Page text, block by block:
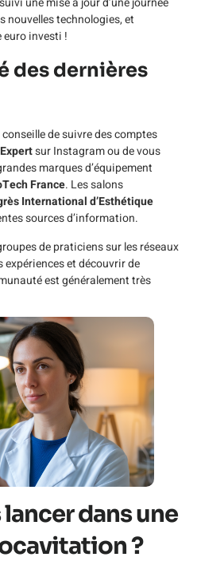
nouvelles technologies, et
investi !
des dernières
de suivre des comptes
sur Instagram ou de vous
marques d’équipement
France. Les salons
International d’Esthétique
sources d’information.
de praticiens sur les réseaux
et découvrir de
est généralement très
lancer dans une
?